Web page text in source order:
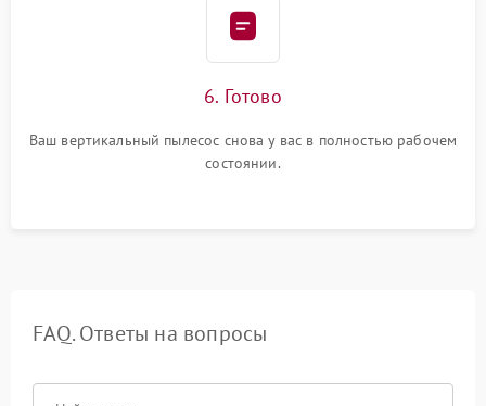
6. Готово
Ваш вертикальный пылесос снова у вас в полностью рабочем
состоянии.
FAQ. Ответы на вопросы